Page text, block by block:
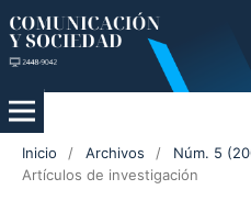
Inicio / Archivos / Núm. 5
Artículos de investigación